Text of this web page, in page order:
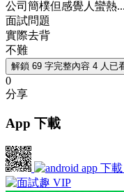
公司簡樸但感覺人蠻熱...
面試問題
實際去背
不難
解鎖 69 字完整內容 4 人已
0
分享
App 下載